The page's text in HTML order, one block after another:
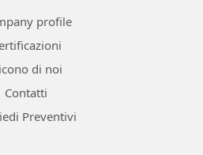
profile
di noi
Contatti
Preventivi